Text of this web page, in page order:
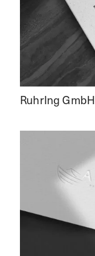
RuhrIng GmbH